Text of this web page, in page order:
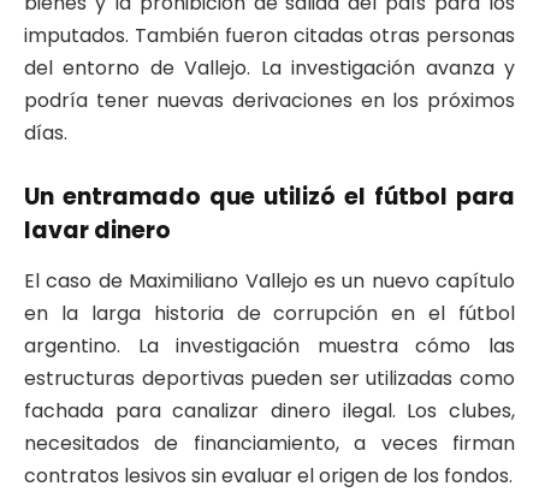
imputados. También fueron citadas otras personas
del entorno de Vallejo. La investigación avanza y
podría tener nuevas derivaciones en los próximos
días.
Un entramado que utilizó el fútbol para
lavar dinero
El caso de Maximiliano Vallejo es un nuevo capítulo
en la larga historia de corrupción en el fútbol
argentino. La investigación muestra cómo las
estructuras deportivas pueden ser utilizadas como
fachada para canalizar dinero ilegal. Los clubes,
necesitados de financiamiento, a veces firman
contratos lesivos sin evaluar el origen de los fondos.